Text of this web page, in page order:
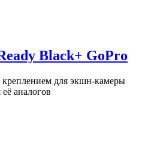
Black+ GoPro
креплением для экшн-камеры
аналогов